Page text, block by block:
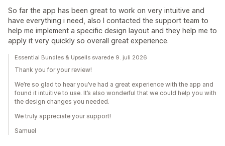
So far the app has been great to work on very intuitive and
have everything i need, also I contacted the support team to
help me implement a specific design layout and they help me to
apply it very quickly so overall great experience.
Essential Bundles & Upsells svarede 9. juli 2026
Thank you for your review!
We’re so glad to hear you’ve had a great experience with the app and
found it intuitive to use. It’s also wonderful that we could help you with
the design changes you needed.
We truly appreciate your support!
Samuel